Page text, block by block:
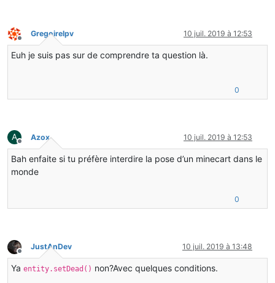
Hors-ligne
Gregoirelpv 10 juil. 2019 à 12:53
Euh je suis pas sur de comprendre ta question là.
0
A
Hors-ligne
Azox 10 juil. 2019 à 12:53
Bah enfaite si tu préfère interdire la pose d’un minecart dans le
monde
0
Hors-ligne
JustAnDev 10 juil. 2019 à 13:48
Ya entity.setDead() non?Avec quelques conditions.